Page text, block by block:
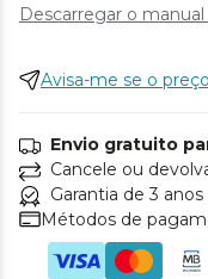
Descarregar o
Avisa-me se o
Envio gratuito
Cancele ou
Garantia de 3
Métodos de